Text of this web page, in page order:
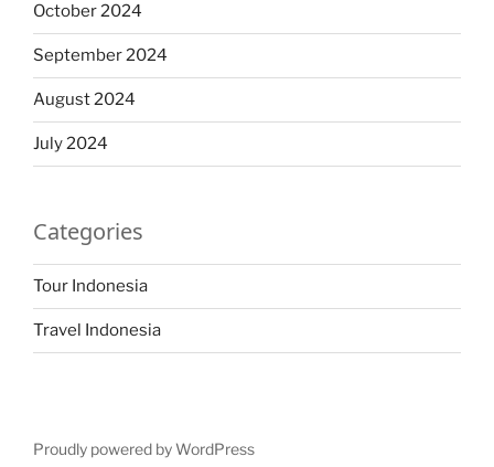
October 2024
September 2024
August 2024
July 2024
Categories
Tour Indonesia
Travel Indonesia
Proudly powered by WordPress